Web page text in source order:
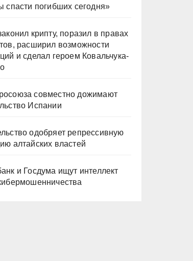
спасти погибших сегодня»
крипту, поразил в правах
расширил возможности
и сделал героем Ковальчука-
совместно дожимают
Испании
одобряет репрессивную
алтайских властей
и Госдума ищут интеллект